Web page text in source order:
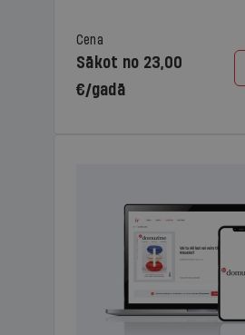
Cena
Sākot no 23,00
€/gadā